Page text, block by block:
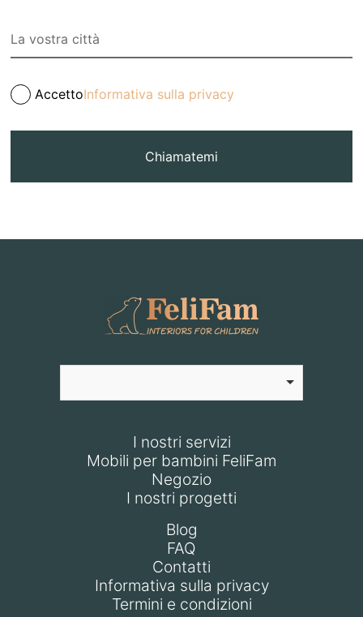
AccettoInformativa sulla privacy
Chiamatemi
I nostri servizi
Mobili per bambini FeliFam
Negozio
I nostri progetti
Blog
FAQ
Contatti
Informativa sulla privacy
Termini e condizioni